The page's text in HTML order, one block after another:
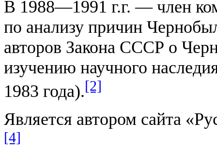
В 1988—1991 г.г. — член
по анализу причин
авторов Закона СССР о
изучению научного
1983 года).[2]
Является автором сайта
[4]